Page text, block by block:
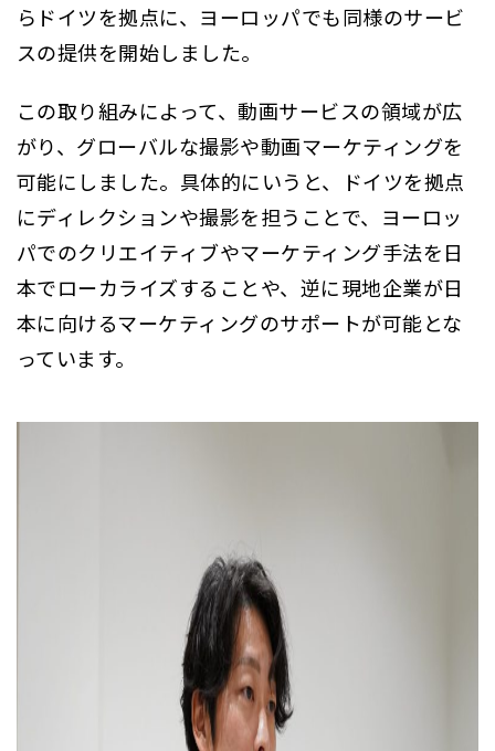
らドイツを拠点に、ヨーロッパでも同様のサービ
スの提供を開始しました。
この取り組みによって、動画サービスの領域が広
がり、グローバルな撮影や動画マーケティングを
可能にしました。具体的にいうと、ドイツを拠点
にディレクションや撮影を担うことで、ヨーロッ
パでのクリエイティブやマーケティング手法を日
本でローカライズすることや、逆に現地企業が日
本に向けるマーケティングのサポートが可能とな
っています。